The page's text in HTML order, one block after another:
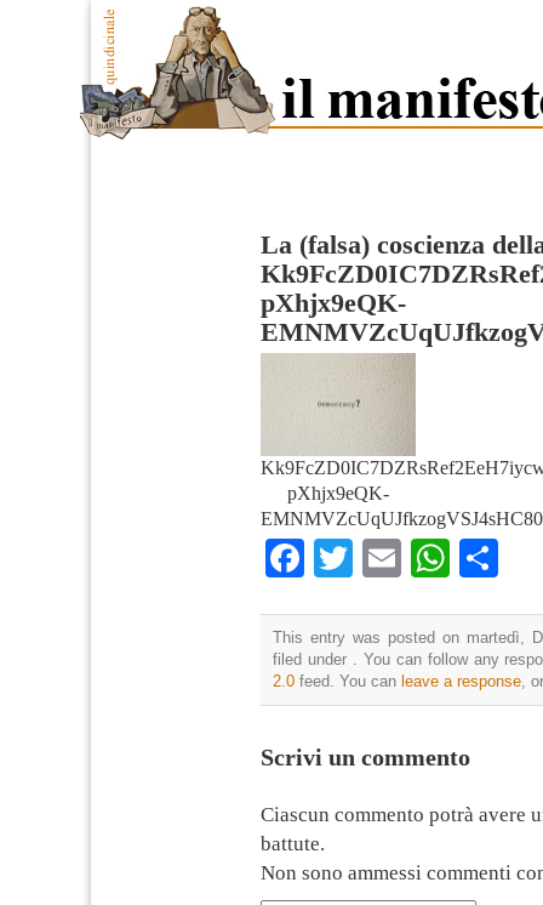
La (falsa) coscienza
pXhjx9eQK-
pXhjx9eQK-
Facebook
TwitterEmail
This entry was posted on martedì,
filed under . You can follow any
2.0 feed. You can leave a response,
Scrivi un commento
Ciascun commento potrà avere
battute.
Non sono ammessi commenti